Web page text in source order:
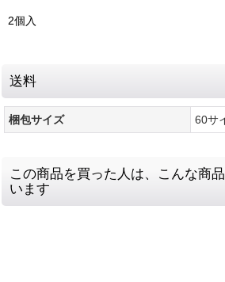
2個入
送料
梱包サイズ 60サ
この商品を買った人は、こんな商
います